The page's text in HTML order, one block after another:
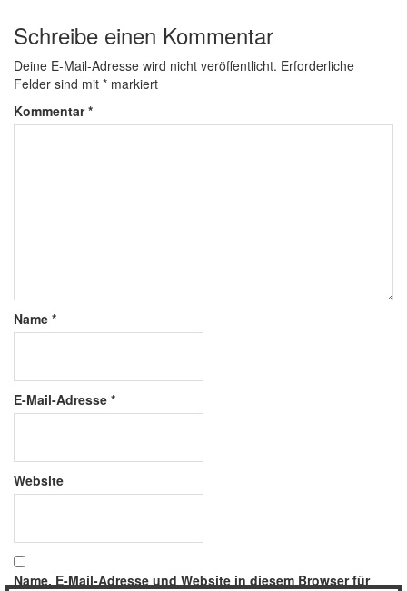
Schreibe einen Kommentar
Deine E-Mail-Adresse wird nicht veröffentlicht. Erforderliche
Felder sind mit * markiert
Kommentar*
Name *
E-Mail-Adresse *
Website
Name, E-Mail-Adresse und Website in diesem Browser für